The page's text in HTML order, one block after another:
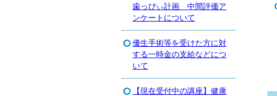
歯っぴぃ計画 中間評価ア
ンケートについて
優生手術等を受けた方に対
する一時金の支給などにつ
いて
【現在受付中の講座】健康